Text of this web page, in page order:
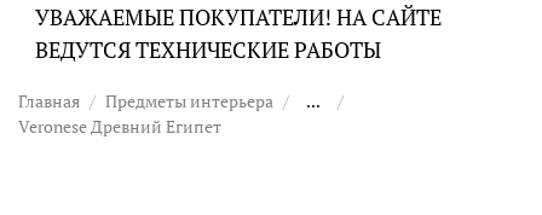
УВАЖАЕМЫЕ ПОКУПАТЕЛИ! НА САЙТЕ
ВЕДУТСЯ ТЕХНИЧЕСКИЕ РАБОТЫ
Главная Предметы интерьера
...
Veronese Древний Египет